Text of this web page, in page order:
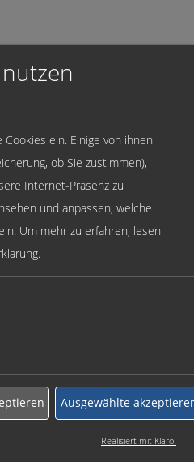
an:
ein. Einige von ihnen
ob Sie zustimmen),
Internet-Präsenz zu
und anpassen, welche
Um mehr zu erfahren, lesen
.
Ausgewählte
Realisiert mit Klaro!